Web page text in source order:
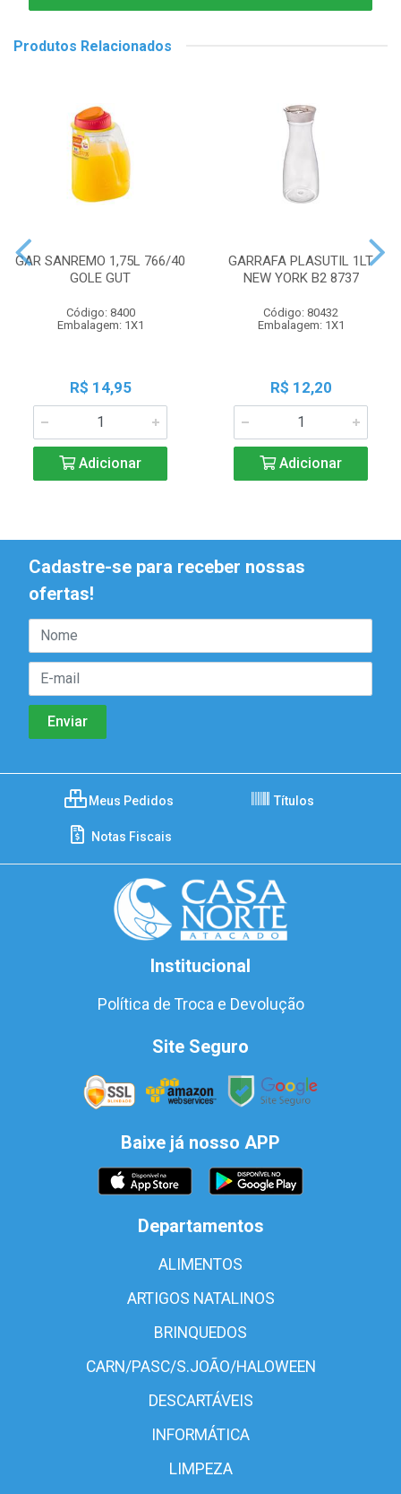
Produtos Relacionados
GAR SANREMO 1,75L 766/40
GOLE GUT
Código: 8400
Embalagem: 1X1
R$ 14,95
Adicionar
GARRAFA PLASUTIL 1LT
NEW YORK B2 8737
Código: 80432
Embalagem: 1X1
R$ 12,20
Adicionar
Cadastre-se para receber nossas
ofertas!
Meus Pedidos Títulos
Notas Fiscais
Institucional
Política de Troca e Devolução
Site Seguro
Baixe já nosso APP
Departamentos
ALIMENTOS
ARTIGOS NATALINOS
BRINQUEDOS
CARN/PASC/S.JOÃO/HALOWEEN
DESCARTÁVEIS
INFORMÁTICA
LIMPEZA